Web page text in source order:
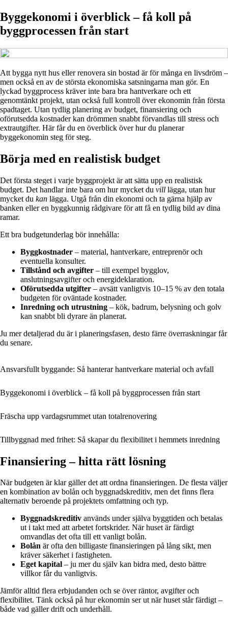
Byggekonomi i överblick – få koll på
byggprocessen från start
Att bygga nytt hus eller renovera sin bostad är för många en livsdröm –
men också en av de största ekonomiska satsningarna man gör. En
lyckad byggprocess kräver inte bara bra hantverkare och ett
genomtänkt projekt, utan också full kontroll över ekonomin från första
spadtaget. Utan tydlig planering av budget, finansiering och
oförutsedda kostnader kan drömmen snabbt förvandlas till stress och
extrautgifter. Här får du en överblick över hur du planerar
byggekonomin steg för steg.
Börja med en realistisk budget
Det första steget i varje byggprojekt är att sätta upp en realistisk
budget. Det handlar inte bara om hur mycket du vill lägga, utan hur
mycket du kan lägga. Utgå från din ekonomi och ta gärna hjälp av
banken eller en byggkunnig rådgivare för att få en tydlig bild av dina
ramar.
Ett bra budgetunderlag bör innehålla:
Byggkostnader – material, hantverkare, entreprenör och
eventuella konsulter.
Tillstånd och avgifter – till exempel bygglov,
anslutningsavgifter och energideklaration.
Oförutsedda utgifter – avsätt vanligtvis 10–15 % av den totala
budgeten för oväntade kostnader.
Inredning och utrustning – kök, badrum, belysning och golv
kan snabbt bli dyrare än planerat.
Ju mer detaljerad du är i planeringsfasen, desto färre överraskningar får
du senare.
Ansvarsfullt byggande: Så hanterar hantverkare material och avfall
Byggekonomi i överblick – få koll på byggprocessen från start
Fräscha upp vardagsrummet utan totalrenovering
Tillbyggnad med frihet: Så skapar du flexibilitet i hemmets inredning
Finansiering – hitta rätt lösning
När budgeten är klar gäller det att ordna finansieringen. De flesta väljer
en kombination av bolån och byggnadskreditiv, men det finns flera
alternativ beroende på projektets omfattning och typ.
Byggnadskreditiv används under själva byggtiden och betalas
ut i takt med att arbetet fortskrider. När huset är färdigt
omvandlas det ofta till ett vanligt bolån.
Bolån är ofta den billigaste finansieringen på lång sikt, men
kräver säkerhet i fastigheten.
Eget kapital – ju mer du själv kan bidra med, desto bättre
villkor får du vanligtvis.
Jämför alltid flera erbjudanden och se över räntor, avgifter och
flexibilitet. Tänk också på hur ekonomin ser ut när huset står färdigt –
både vad gäller drift och underhåll.